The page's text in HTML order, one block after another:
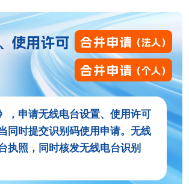
，申请无线电台设置、使用许可
同时提交识别码使用申请。无线
执照，同时核发无线电台识别